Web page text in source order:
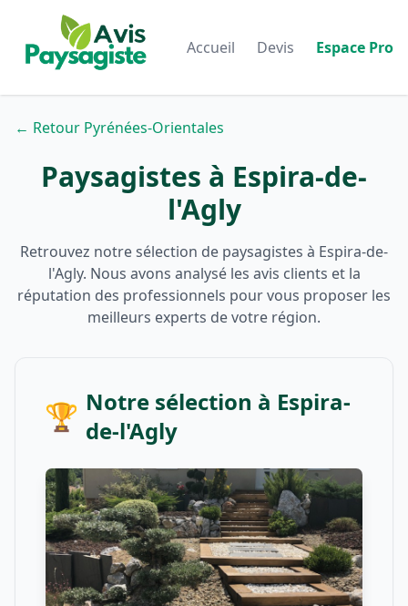
Accueil Devis Espace Pro
← Retour Pyrénées-Orientales
Paysagistes à Espira-de-
l'Agly
Retrouvez notre sélection de paysagistes à Espira-de-
l'Agly. Nous avons analysé les avis clients et la
réputation des professionnels pour vous proposer les
meilleurs experts de votre région.
🏆 Notre sélection à Espira-
de-l'Agly